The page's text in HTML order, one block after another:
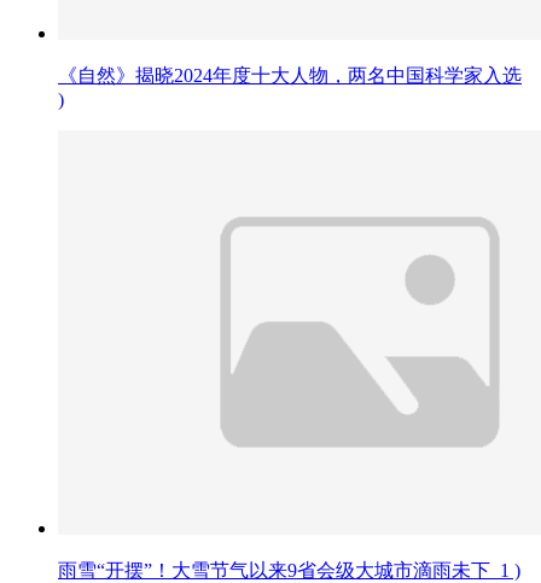
《自然》揭晓2024年度十大人物，两名中国科学家入选
)
雨雪“开摆”！大雪节气以来9省会级大城市滴雨未下_1 )